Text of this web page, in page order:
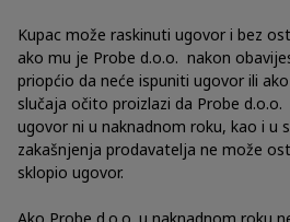
Kupac može raskinuti ugovor i bez
ako mu je Probe d.o.o. nakon
priopćio da neće ispuniti ugovor ili
slučaja očito proizlazi da Probe
ugovor ni u naknadnom roku, kao i u
zakašnjenja prodavatelja ne može
sklopio ugovor.